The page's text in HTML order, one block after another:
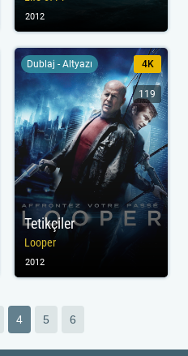
2012
Tetikçiler
Looper
Dublaj - Altyazı 4K
119
2012
4 5 6